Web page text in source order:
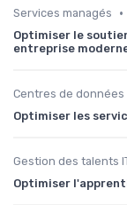
Services managés •
Optimiser le
entreprise
Centres de données
Optimiser les
Gestion des talents
Optimiser